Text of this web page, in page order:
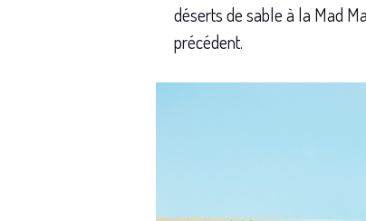
déserts de sable à la Mad
précédent.